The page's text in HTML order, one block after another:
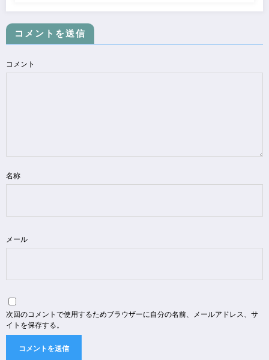
コメントを送信
コメント
名称
メール
次回のコメントで使用するためブラウザーに自分の名前、メールアドレス、サ
イトを保存する。